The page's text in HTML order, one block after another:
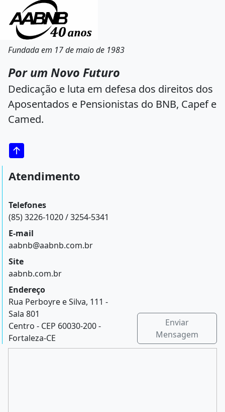
Fundada em 17 de maio de 1983
Por um Novo Futuro
Dedicação e luta em defesa dos direitos dos
Aposentados e Pensionistas do BNB, Capef e
Camed.
Atendimento
Telefones
(85) 3226-1020 / 3254-5341
E-mail
aabnb@aabnb.com.br
Site
aabnb.com.br
Endereço
Rua Perboyre e Silva, 111 -
Sala 801
Centro - CEP 60030-200 -
Fortaleza-CE
Enviar
Mensagem